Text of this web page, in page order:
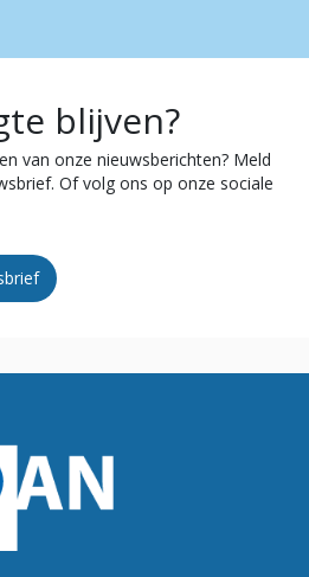
blijven?
van onze nieuwsberichten? Meld
Of volg ons op onze sociale